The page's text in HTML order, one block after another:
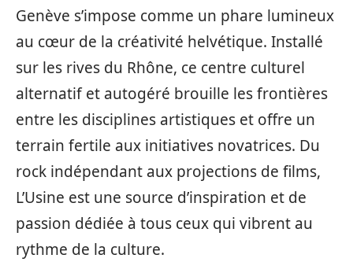
Genève s’impose comme un phare lumineux
au cœur de la créativité helvétique. Installé
sur les rives du Rhône, ce centre culturel
alternatif et autogéré brouille les frontières
entre les disciplines artistiques et offre un
terrain fertile aux initiatives novatrices. Du
rock indépendant aux projections de films,
L’Usine est une source d’inspiration et de
passion dédiée à tous ceux qui vibrent au
rythme de la culture.